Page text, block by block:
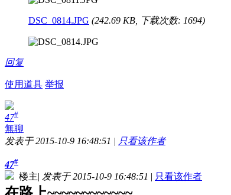
DSC_0814.JPG (242.69 KB, 下载次数: 1694)
回复
使用道具 举报
47#
無聊
发表于 2015-10-9 16:48:51 | 只看该作者
47#
楼主| 发表于 2015-10-9 16:48:51 | 只看该作者